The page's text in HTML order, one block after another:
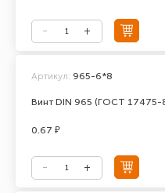
Винт DIN 965 (ГОСТ 17475-
Артикул: 965-6*8
0.67 ₽